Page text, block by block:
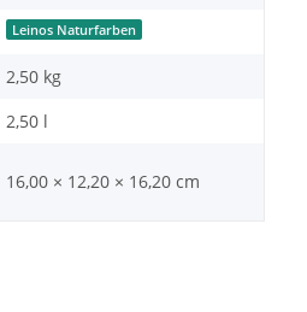
Leinos Naturfarben
2,50 kg
2,50 l
16,00 × 12,20 × 16,20 cm